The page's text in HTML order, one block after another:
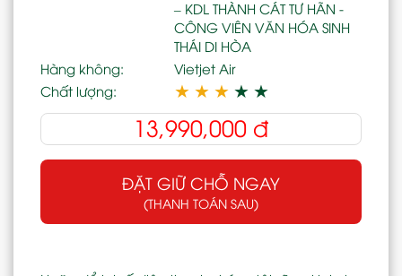
– KDL THÀNH CÁT TƯ HÃN -
CÔNG VIÊN VĂN HÓA SINH
THÁI DI HÒA
Hàng không:
Vietjet Air
Chất lượng:
★ ★ ★ ★ ★
13,990,000 đ
ĐẶT GIỮ CHỖ NGAY
(THANH TOÁN SAU)